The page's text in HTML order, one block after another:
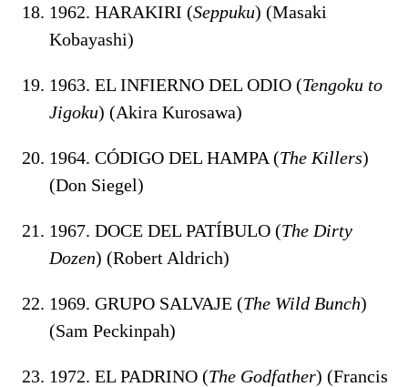
1962. HARAKIRI (Seppuku) (Masaki
Kobayashi)
1963. EL INFIERNO DEL ODIO (Tengoku to
Jigoku) (Akira Kurosawa)
1964. CÓDIGO DEL HAMPA (The Killers)
(Don Siegel)
1967. DOCE DEL PATÍBULO (The Dirty
Dozen) (Robert Aldrich)
1969. GRUPO SALVAJE (The Wild Bunch)
(Sam Peckinpah)
1972. EL PADRINO (The Godfather) (Francis